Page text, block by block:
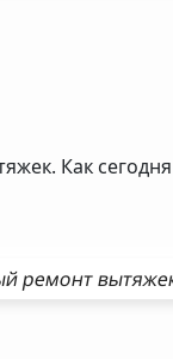
Как
ремонт